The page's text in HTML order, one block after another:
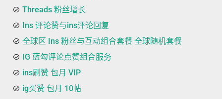
Threads 粉丝增长
Ins 评论赞与ins评论回复
全球区 Ins 粉丝与互动组合套餐 全球随机套餐
IG 蓝勾评论点赞组合服务
ins刷赞 包月 VIP
ig买赞 包月 10帖